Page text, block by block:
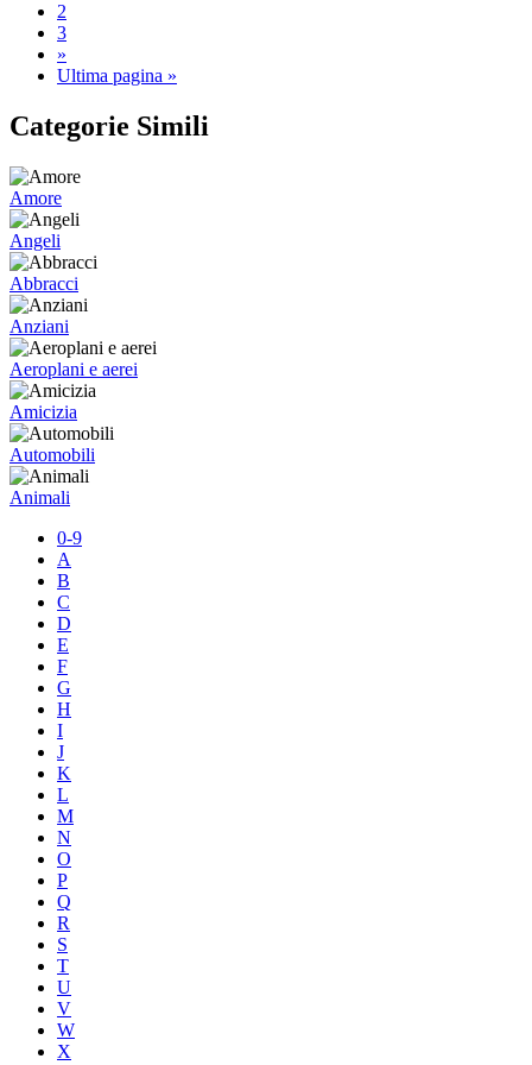
2
3
»
Ultima pagina »
Categorie Simili
Amore
Angeli
Abbracci
Anziani
Aeroplani e aerei
Amicizia
Automobili
Animali
0-9
A
B
C
D
E
F
G
H
I
J
K
L
M
N
O
P
Q
R
S
T
U
V
W
X